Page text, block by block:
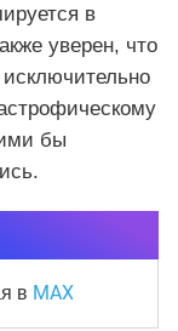
в
уверен, что
бы
в MAX